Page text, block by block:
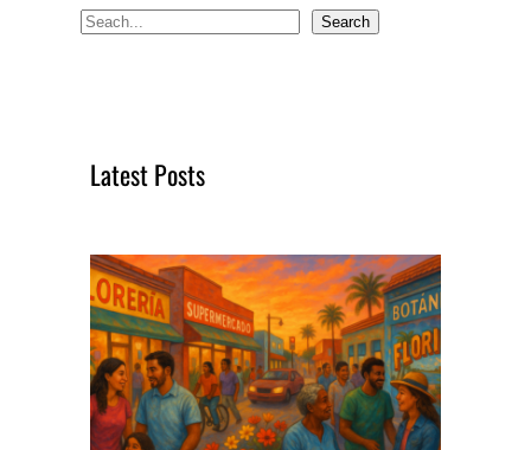
S
Search
Latest Posts